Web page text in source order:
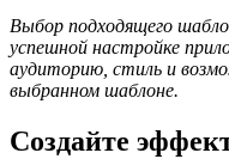
Выбор подходящего
успешной настройке
аудиторию, стиль и
выбранном шаблоне.
Создайте